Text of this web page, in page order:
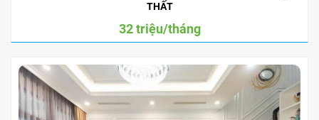
THẤT
32 triệu/tháng